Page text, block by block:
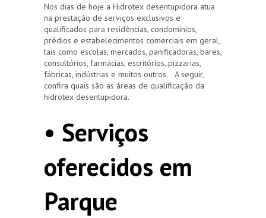
Nos dias de hoje a Hidrotex desentupidora atua
na prestação de serviços exclusivos e
qualificados para residências, condomínios,
prédios e estabelecimentos comerciais em geral,
tais como escolas, mercados, panificadoras, bares,
consultórios, farmácias, escritórios, pizzarias,
fábricas, indústrias e muitos outros. A seguir,
confira quais são as áreas de qualificação da
hidrotex desentupidora.
• Serviços
oferecidos em
Parque